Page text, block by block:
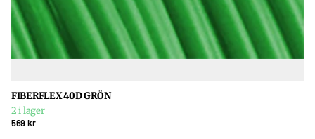
FIBERFLEX 40D GRÖN
2 i lager
569 kr